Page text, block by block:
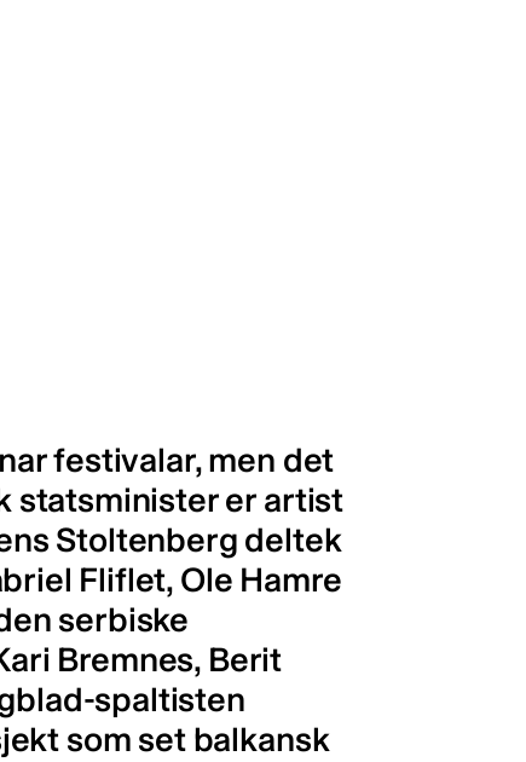
festivalar, men det
statsminister er artist
Stoltenberg deltek
Fliflet, Ole Hamre
serbiske
Bremnes, Berit
spaltisten
som set balkansk